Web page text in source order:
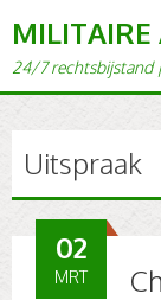
MILITAIRE
24/7 rechts­bi­j­s­tand
Uitspraak
02
MRT